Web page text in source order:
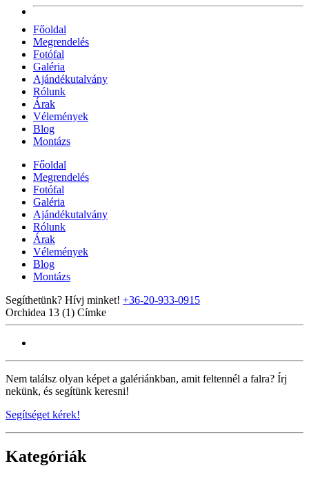
Főoldal
Megrendelés
Fotófal
Galéria
Ajándékutalvány
Rólunk
Árak
Vélemények
Blog
Montázs
Főoldal
Megrendelés
Fotófal
Galéria
Ajándékutalvány
Rólunk
Árak
Vélemények
Blog
Montázs
Segíthetünk? Hívj minket! +36-20-933-0915
Orchidea 13 (1) Címke
Nem találsz olyan képet a galériánkban, amit feltennél a falra? Írj
nekünk, és segítünk keresni!
Segítséget kérek!
Kategóriák